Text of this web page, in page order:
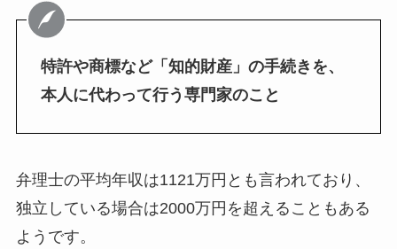
特許や商標など「知的財産」の手続きを、
本人に代わって行う専門家のこと
弁理士の平均年収は1121万円とも言われており、
独立している場合は2000万円を超えることもある
ようです。